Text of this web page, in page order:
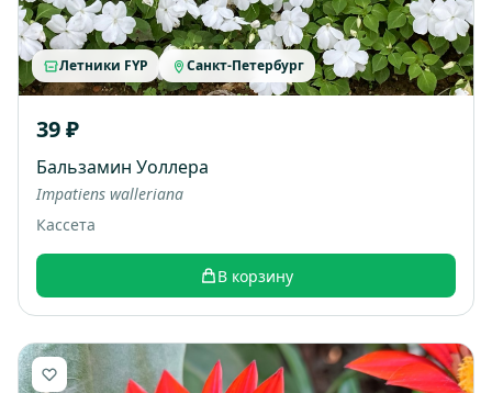
Летники FYP Санкт-Петербург
39 ₽
Бальзамин Уоллера
Impatiens walleriana
Кассета
В корзину